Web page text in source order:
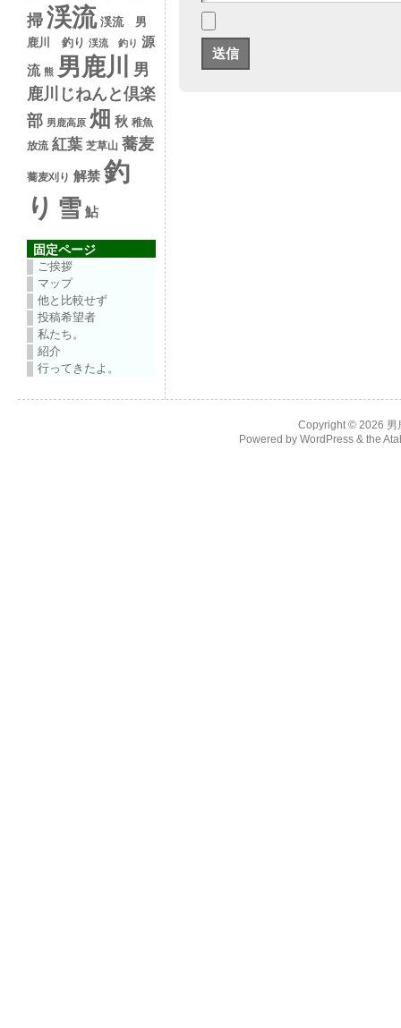
掃渓流 渓流 男
鹿川 釣り 渓流 釣り 源
流 熊 男鹿川
男
鹿川じねんと倶楽
部 男鹿高原 畑 秋 稚魚
放流 紅葉 芝草山 蕎麦
蕎麦刈り 解禁 釣
り 雪 鮎
固定ページ
ご挨拶
マップ
他と比較せず
投稿希望者
私たち。
紹介
行ってきたよ。
Copyright © 2026 男
Powered by WordPress & the